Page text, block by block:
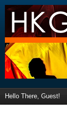
Hello There, Guest!